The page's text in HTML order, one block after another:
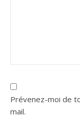
Prévenez-moi de
mail.